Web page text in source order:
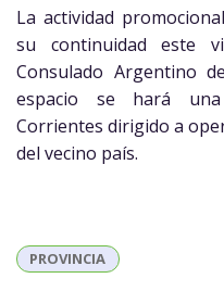
La actividad
su continuidad este
Consulado Argentino
espacio se hará
Corrientes dirigido a
del vecino país.
PROVINCIA